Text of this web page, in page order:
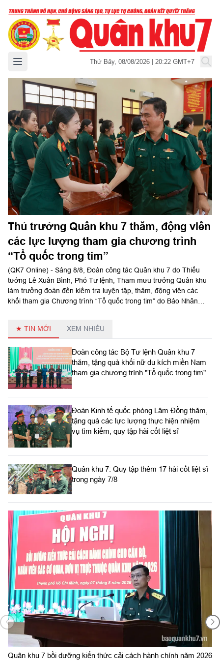
Mở menu chính Thứ Bảy, 08/08/2026 | 20:22 GMT+7
Thủ trưởng Quân khu 7 thăm, động viên
các lực lượng tham gia chương trình
“Tổ quốc trong tim”
(QK7 Online) - Sáng 8/8, Đoàn công tác Quân khu 7 do Thiếu
tướng Lê Xuân Bình, Phó Tư lệnh, Tham mưu trưởng Quân khu
làm trưởng đoàn đến kiểm tra luyện tập, thăm, động viên các
khối tham gia Chương trình “Tổ quốc trong tim” do Báo Nhân
★ TIN MỚI XEM NHIỀU
Đoàn công tác Bộ Tư lệnh Quân khu 7
thăm, tặng quà khối nữ du kích miền Nam
tham gia chương trình "Tổ quốc trong tim"
Đoàn Kinh tế quốc phòng Lâm Đồng thăm,
tặng quà các lực lượng thực hiện nhiệm
vụ tìm kiếm, quy tập hài cốt liệt sĩ
Quân khu 7: Quy tập thêm 17 hài cốt liệt sĩ
trong ngày 7/8
Bộ Tư lệnh TP. Hồ Chí Minh công bố
quyết định giải thể, tổ chức lại Ban Chỉ huy
PTKV, thành lập các đơn vị trực thuộc
Bộ CHQS tỉnh Lâm Đồng tổ chức lại Ban
Chỉ huy Phòng thủ khu vực
Đồn Biên phòng Vàm Trảng Trâu tăng
cường đấu tranh chống xuất, nhập cảnh
Sôi nổi Hội thi bắn đạn thật lực lượng phòng không LLVT